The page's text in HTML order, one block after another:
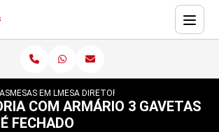
MESAS EM LMESA DIRETORIA COM ARMÁRIO 3
COM ARMÁRIO 3 GAVETAS
FECHADO